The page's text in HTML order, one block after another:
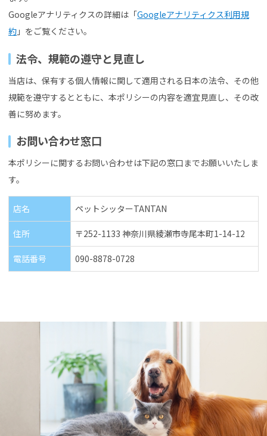
Googleアナリティクスの詳細は「Googleアナリティクス利用規
約 」をご覧ください。
法令、規範の遵守と見直し
当店は、保有する個人情報に関して適用される日本の法令、その他
規範を遵守するとともに、本ポリシーの内容を適宜見直し、その改
善に努めます。
お問い合わせ窓口
本ポリシーに関するお問い合わせは下記の窓口までお願いいたしま
す。
店名 ペットシッターTANTAN
住所 〒252-1133 神奈川県綾瀬市寺尾本町1-14-12
電話番号 090-8878-0728